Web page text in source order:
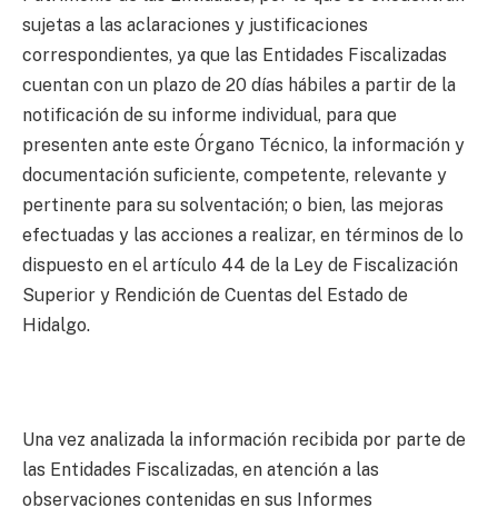
sujetas a las aclaraciones y justificaciones
correspondientes, ya que las Entidades Fiscalizadas
cuentan con un plazo de 20 días hábiles a partir de la
notificación de su informe individual, para que
presenten ante este Órgano Técnico, la información y
documentación suficiente, competente, relevante y
pertinente para su solventación; o bien, las mejoras
efectuadas y las acciones a realizar, en términos de lo
dispuesto en el artículo 44 de la Ley de Fiscalización
Superior y Rendición de Cuentas del Estado de
Hidalgo.
Una vez analizada la información recibida por parte de
las Entidades Fiscalizadas, en atención a las
observaciones contenidas en sus Informes